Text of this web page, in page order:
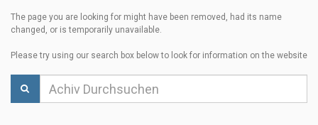
The page you are looking for might have been removed, had its name
changed, or is temporarily unavailable.
Please try using our search box below to look for information on the website